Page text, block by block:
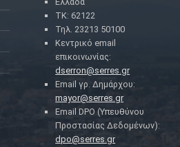
ΤΚ: 62122
Τηλ. 23213 50100
Κεντρικό email
επικοινωνίας:
dserron@serres.gr
Email γρ. Δημάρχου:
mayor@serres.gr
Email DPO (Υπευθύνου
Προστασίας Δεδομένων):
dpo@serres.gr